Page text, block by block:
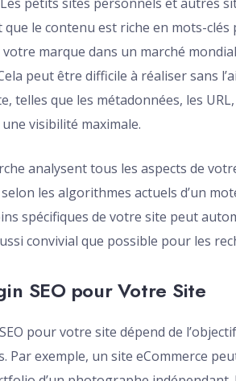
que le contenu est riche en mots-
marque dans un marché
peut être difficile à réaliser sans
telles que les métadonnées, les
visibilité maximale.
analysent tous les aspects de
les algorithmes actuels d’un
spécifiques de votre site peut
convivial que possible pour les
SEO pour Votre Site
pour votre site dépend de
Par exemple, un site eCommerce